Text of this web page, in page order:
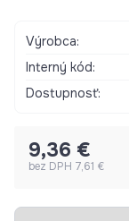
Výrobca:
Interný kód:
Dostupnosť:
9,36 €
bez DPH 7,61 €
Vybrať záložku